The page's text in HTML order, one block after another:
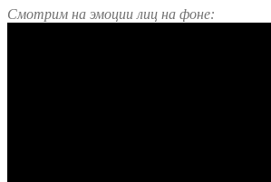
Смотрим на эмоции лиц на фоне: